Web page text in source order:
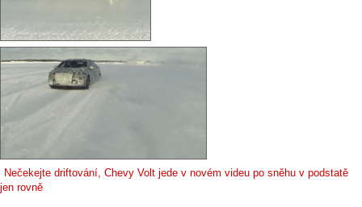
Nečekejte driftování, Chevy Volt jede v novém videu po sněhu v podstatě
jen rovně